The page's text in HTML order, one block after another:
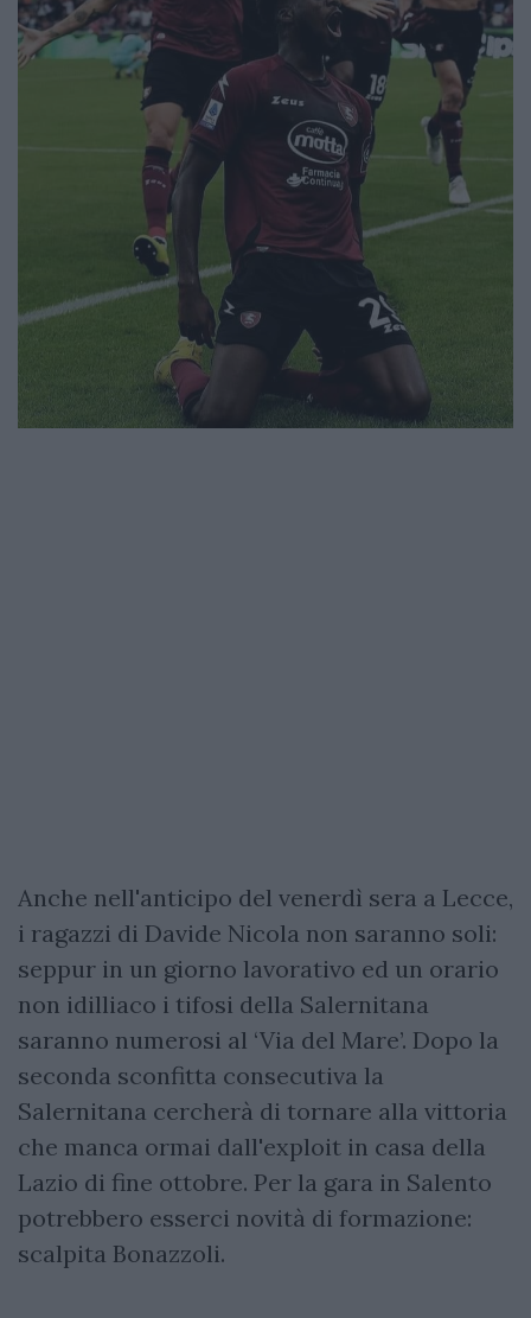
Anche nell'anticipo del venerdì sera a Lecce,
i ragazzi di Davide Nicola non saranno soli:
seppur in un giorno lavorativo ed un orario
non idilliaco i tifosi della Salernitana
saranno numerosi al ‘Via del Mare’. Dopo la
seconda sconfitta consecutiva la
Salernitana cercherà di tornare alla vittoria
che manca ormai dall'exploit in casa della
Lazio di fine ottobre. Per la gara in Salento
potrebbero esserci novità di formazione:
scalpita Bonazzoli.